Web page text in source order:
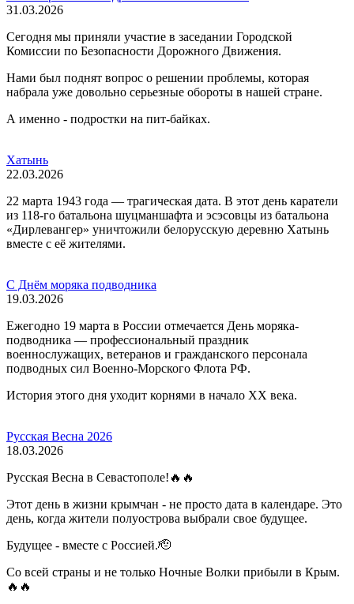
31.03.2026
Сегодня мы приняли участие в заседании Городской
Комиссии по Безопасности Дорожного Движения.
Нами был поднят вопрос о решении проблемы, которая
набрала уже довольно серьезные обороты в нашей стране.
А именно - подростки на пит-байках.
Хатынь
22.03.2026
22 марта 1943 года — трагическая дата. В этот день каратели
из 118-го батальона шуцманшафта и эсэсовцы из батальона
«Дирлевангер» уничтожили белорусскую деревню Хатынь
вместе с её жителями.
С Днём моряка подводника
19.03.2026
Ежегодно 19 марта в России отмечается День моряка-
подводника — профессиональный праздник
военнослужащих, ветеранов и гражданского персонала
подводных сил Военно-Морского Флота РФ.
История этого дня уходит корнями в начало XX века.
Русская Весна 2026
18.03.2026
Русская Весна в Севастополе!🔥🔥
Этот день в жизни крымчан - не просто дата в календаре. Это
день, когда жители полуострова выбрали свое будущее.
Будущее - вместе с Россией.🫡
Со всей страны и не только Ночные Волки прибыли в Крым.
🔥🔥